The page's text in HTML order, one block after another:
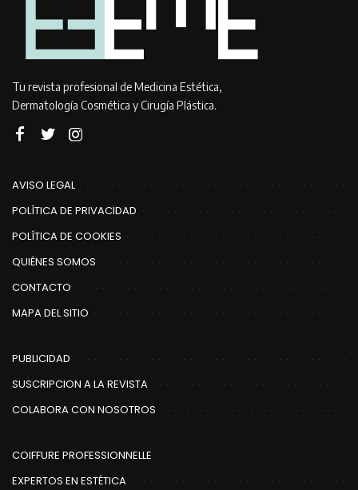
Tu revista profesional de Medicina Estética,
Dermatología Cosmética y Cirugía Plástica.
AVISO LEGAL
POLÍTICA DE PRIVACIDAD
POLÍTICA DE COOKIES
QUIÉNES SOMOS
CONTACTO
MAPA DEL SITIO
PUBLICIDAD
SUSCRIPCION A LA REVISTA
COLABORA CON NOSOTROS
COIFFURE PROFESSIONNELLE
EXPERTOS EN ESTÉTICA